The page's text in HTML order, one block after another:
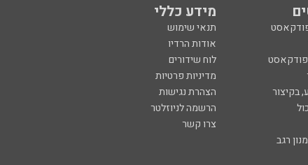
מידע כללי
תנאי שימוש
אודות הרדיו
לוח שידורים
מדיניות פרטיות
בקיצור
הצהרת נגישות
הרשמה לניוזלטר
צרו קשר
רגב